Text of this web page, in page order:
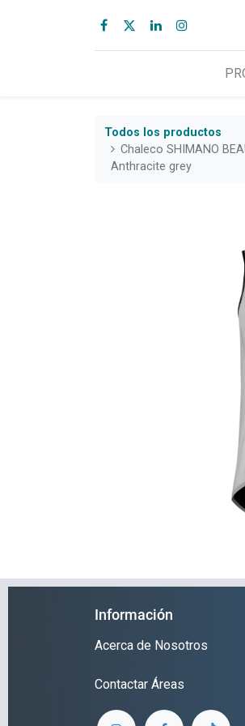
Todos los productos
Chaleco SHIMANO
Anthracite grey
Información
Acerca de Nosotros
Contactar Áreas